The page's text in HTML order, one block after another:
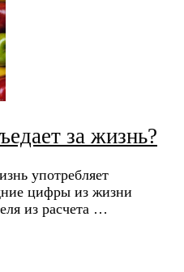
за жизнь?
употребляет
цифры из жизни
из расчета …